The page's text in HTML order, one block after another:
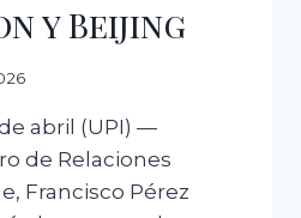
y Beijing
de abril (UPI) —
de Relaciones
Francisco Pérez